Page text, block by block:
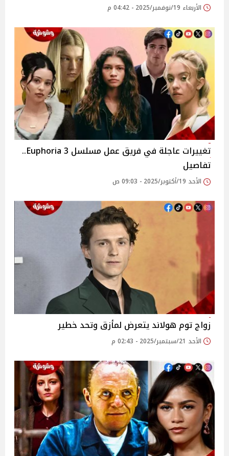
الأربعاء 19/نوفمبر/2025 - 04:42 م
تغييرات عاجلة في فريق عمل مسلسل 3 Euphoria..
تفاصيل
الأحد 19/أكتوبر/2025 - 09:03 ص
زواج توم هولاند يتعرض لمأزق وتحد خطير
الأحد 21/سبتمبر/2025 - 02:43 م